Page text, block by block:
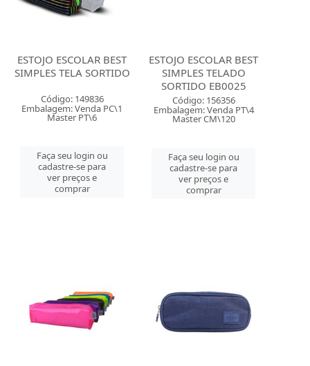
ESTOJO ESCOLAR BEST
SIMPLES TELA SORTIDO
Código: 149836
Embalagem: Venda PC\1
Master PT\6
Faça seu login ou
cadastre-se para
ver preços e
comprar
ESTOJO ESCOLAR BEST
SIMPLES TELADO
SORTIDO EB0025
Código: 156356
Embalagem: Venda PT\4
Master CM\120
Faça seu login ou
cadastre-se para
ver preços e
comprar